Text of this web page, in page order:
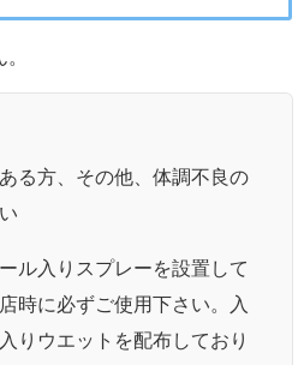
る方、その他、体調不良の
ル入りスプレーを設置して
時に必ずご使用下さい。入
りウエットを配布しており